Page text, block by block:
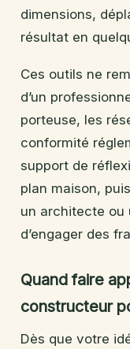
dimensions,
résultat en
Ces outils ne
d’un
porteuse, les
conformité
support de
plan maison,
un architecte
d’engager des
Quand faire
constructeur
Dès que votre